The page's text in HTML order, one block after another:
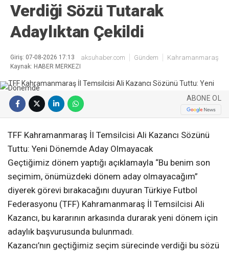
Verdiği Sözü Tutarak
Adaylıktan Çekildi
Giriş: 07-08-2026 17:13
Kaynak: HABER MERKEZI
aksuhaber.com Gündem Kahramanmaraş
ABONE OL
TFF Kahramanmaraş İl Temsilcisi Ali Kazancı Sözünü
Tuttu: Yeni Dönemde Aday Olmayacak
Geçtiğimiz dönem yaptığı açıklamayla “Bu benim son
seçimim, önümüzdeki dönem aday olmayacağım”
diyerek görevi bırakacağını duyuran Türkiye Futbol
Federasyonu (TFF) Kahramanmaraş İl Temsilcisi Ali
Kazancı, bu kararının arkasında durarak yeni dönem için
adaylık başvurusunda bulunmadı.
Kazancı’nın geçtiğimiz seçim sürecinde verdiği bu sözü